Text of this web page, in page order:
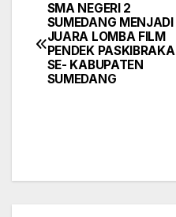
Post
navigation
SMA NEGERI 2
SUMEDANG MENJADI
JUARA LOMBA FILM
PENDEK PASKIBRAKA
SE- KABUPATEN
SUMEDANG